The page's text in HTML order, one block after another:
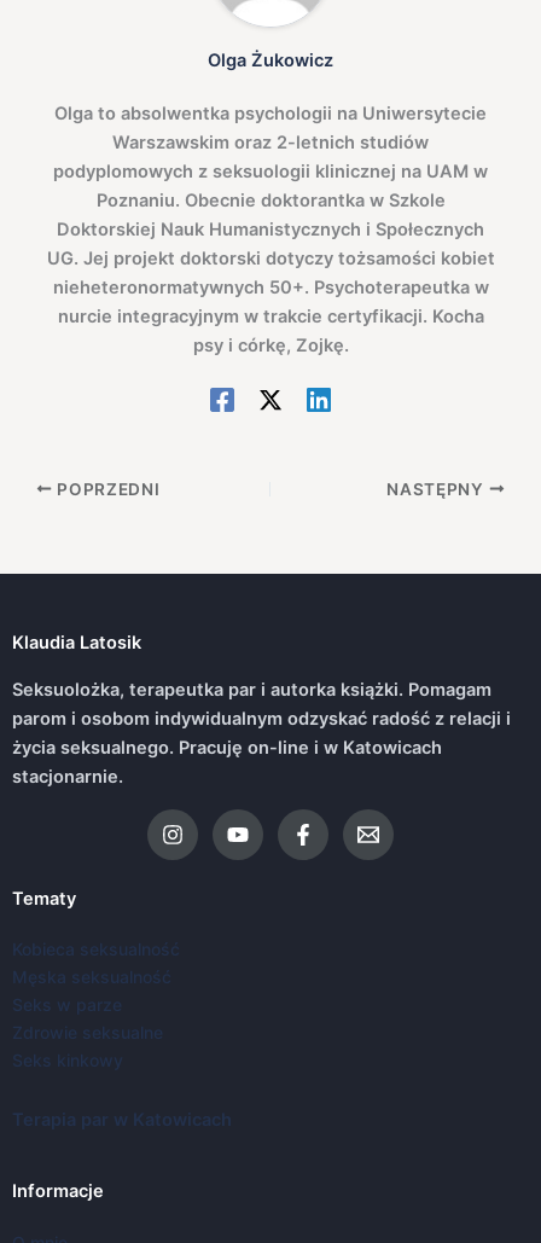
Olga Żukowicz
Olga to absolwentka psychologii na Uniwersytecie
Warszawskim oraz 2-letnich studiów
podyplomowych z seksuologii klinicznej na UAM w
Poznaniu. Obecnie doktorantka w Szkole
Doktorskiej Nauk Humanistycznych i Społecznych
UG. Jej projekt doktorski dotyczy tożsamości kobiet
nieheteronormatywnych 50+. Psychoterapeutka w
nurcie integracyjnym w trakcie certyfikacji. Kocha
psy i córkę, Zojkę.
POPRZEDNI NASTĘPNY
Klaudia Latosik
Seksuolożka, terapeutka par i autorka książki. Pomagam
parom i osobom indywidualnym odzyskać radość z relacji i
życia seksualnego. Pracuję on-line i w Katowicach
stacjonarnie.
Tematy
Kobieca seksualność
Męska seksualność
Seks w parze
Zdrowie seksualne
Seks kinkowy
Terapia par w Katowicach
Informacje